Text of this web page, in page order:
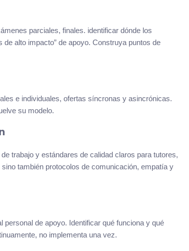
parciales, finales. identificar dónde los
alto impacto” de apoyo. Construya puntos de
e individuales, ofertas síncronas y asincrónicas.
su modelo.
trabajo y estándares de calidad claros para tutores,
también protocolos de comunicación, empatía y
de apoyo. Identificar qué funciona y qué
no implementa una vez.